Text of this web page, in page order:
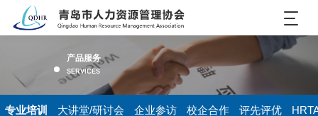
产品服务
SERVICES
专业培训 大讲堂/研讨会 企业参访 校企合作 评先评优